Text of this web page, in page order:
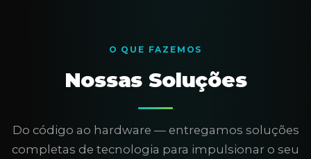
O QUE FAZEMOS
Nossas Soluções
Do código ao hardware — entregamos soluções
completas de tecnologia para impulsionar o seu